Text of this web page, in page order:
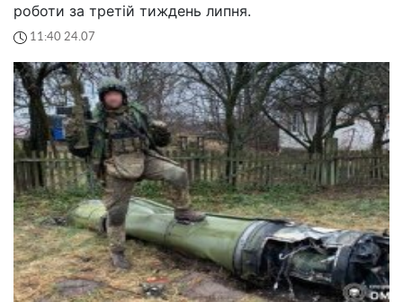
роботи за третій тиждень липня.
11:40 24.07